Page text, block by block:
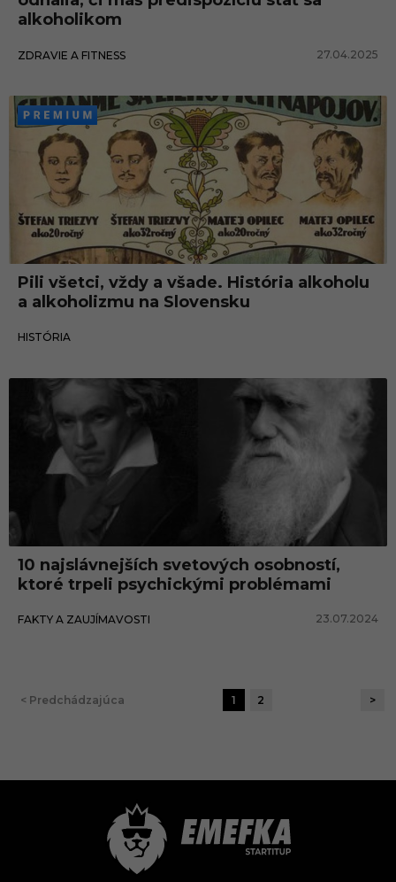
alkoholikom
ZDRAVIE A FITNESS 27.04.2025
Pili všetci, vždy a všade. História alkoholu
a alkoholizmu na Slovensku
HISTÓRIA
História
10 najslávnejších svetových osobností,
ktoré trpeli psychickými problémami
FAKTY A ZAUJÍMAVOSTI 23.07.2024
< Predchádzajúca 1 2 >